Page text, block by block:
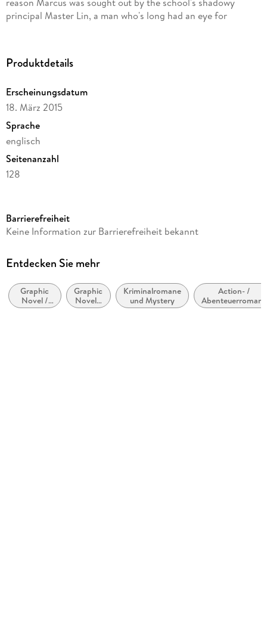
principal Master Lin, a man who's long had an eye for
Collecting DEADLY CLASS #7-11.
Produktdetails
Erscheinungsdatum
18. März 2015
Sprache
englisch
Seitenanzahl
128
Reihe
Autor/Autorin
Verlag/Hersteller
Image Comics
Barrierefreiheit
Keine Information zur Barrierefreiheit bekannt
Entdecken Sie mehr
Graphic
Novel /
Comic /
Graphic
Novel /
Comic /
Kriminalromane
und Mystery
Action- /
Abenteuerromane